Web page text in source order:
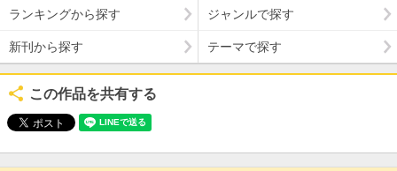
ランキングから探す ジャンルで探す
新刊から探す テーマで探す
この作品を共有する